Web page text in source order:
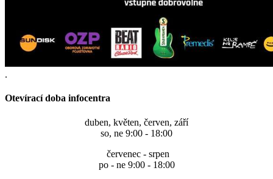
.
Otevírací doba infocentra
duben, květen, červen, září
so, ne 9:00 - 18:00
červenec - srpen
po - ne 9:00 - 18:00